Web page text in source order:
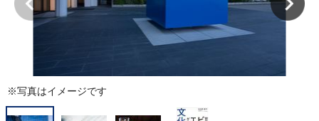
※写真はイメージです